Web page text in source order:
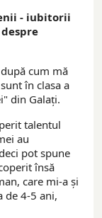
- iubitorii
cum mă
în clasa a
din Galați.
talentul
au
pot spune
însă
care mi-a și
de 4-5 ani,